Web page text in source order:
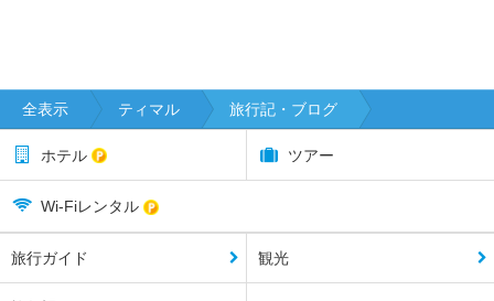
ノ
ー
ス
ラ
ン
ハ
全表示 ティマル 旅行記・ブログ
ホテル ツアー
Wi-Fiレンタル
旅行ガイド 観光